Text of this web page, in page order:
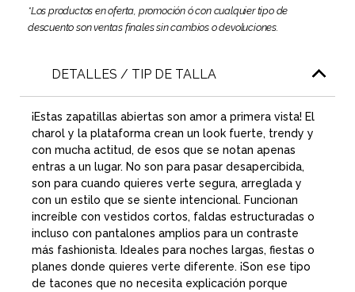
*Los productos en oferta, promoción ó con cualquier tipo de
descuento son ventas finales sin cambios o devoluciones.
DETALLES / TIP DE TALLA
¡Estas zapatillas abiertas son amor a primera vista! El
charol y la plataforma crean un look fuerte, trendy y
con mucha actitud, de esos que se notan apenas
entras a un lugar. No son para pasar desapercibida,
son para cuando quieres verte segura, arreglada y
con un estilo que se siente intencional. Funcionan
increíble con vestidos cortos, faldas estructuradas o
incluso con pantalones amplios para un contraste
más fashionista. Ideales para noches largas, fiestas o
planes donde quieres verte diferente. ¡Son ese tipo
de tacones que no necesita explicación porque